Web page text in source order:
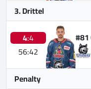
3. Drittel
4:4
56:42
#81
Penalty